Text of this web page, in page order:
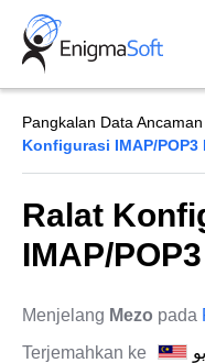
Skip
content
Pangkalan Data Ancaman
Konfigurasi IMAP/POP3
Ralat
IMAP/
Menjelang Mezo pada
Terjemahkan ke